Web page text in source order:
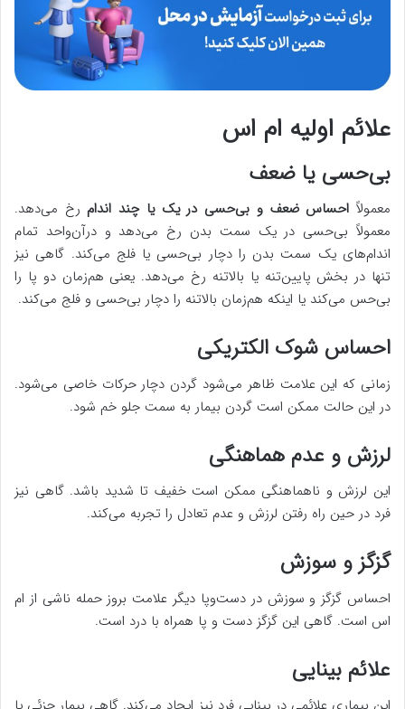
علائم اولیه‌ ام اس
بی‌حسی یا ضعف
معمولاً احساس ضعف و بی‌حسی در یک یا چند اندامرخ می‌دهد.
معمولاً بی‌حسی در یک سمت بدن رخ می‌دهد و درآن‌واحد تمام
اندام‌های یک سمت بدن را دچار بی‌حسی یا فلج می‌کند. گاهی نیز
تنها در بخش پایین‌تنه یا بالاتنه رخ می‌دهد. یعنی هم‌زمان دو پا را
بی‌حس می‌کند یا اینکه هم‌زمان بالاتنه را دچار بی‌حسی و فلج می‌کند.
احساس شوک الکتریکی
زمانی که این علامت ظاهر می‌شود گردن دچار حرکات خاصی می‌شود.
در این حالت ممکن است گردن بیمار به سمت جلو خم شود.
لرزش و عدم هماهنگی
این لرزش و ناهماهنگی ممکن است خفیف تا شدید باشد. گاهی نیز
فرد در حین راه رفتن لرزش و عدم تعادل را تجربه می‌کند.
گزگز و سوزش
احساس گزگز و سوزش در دست‌وپا دیگر علامت بروز حمله ناشی از ام
اس است. گاهی این گزگز دست و پا همراه با درد است.
علائم بینایی